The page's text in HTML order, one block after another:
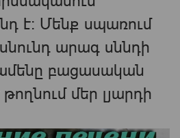
է: Մենք սպառում
արագ սննդի
բացասական
մեր լյարդի